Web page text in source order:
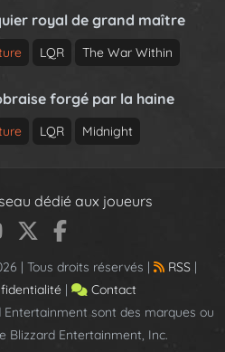
royal de grand maître
LQR The War Within
forgé par la haine
LQR Midnight
dédié aux joueurs
| Tous droits réservés | RSS|
|
Contact
sont des marques ou
Blizzard Entertainment, Inc.